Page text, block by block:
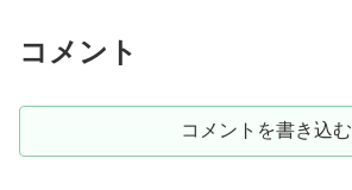
コメント
コメントを書き込む